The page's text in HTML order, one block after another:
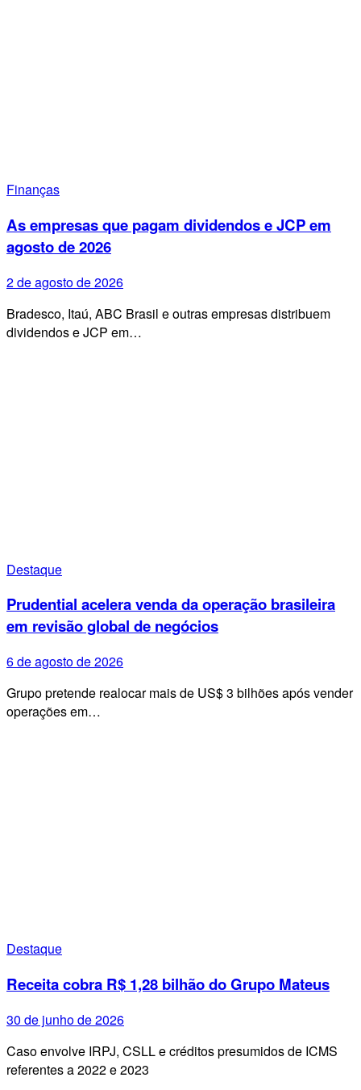
Finanças
As empresas que pagam dividendos e JCP em
agosto de 2026
2 de agosto de 2026
Bradesco, Itaú, ABC Brasil e outras empresas distribuem
dividendos e JCP em…
Destaque
Prudential acelera venda da operação brasileira
em revisão global de negócios
6 de agosto de 2026
Grupo pretende realocar mais de US$ 3 bilhões após vender
operações em…
Destaque
Receita cobra R$ 1,28 bilhão do Grupo Mateus
30 de junho de 2026
Caso envolve IRPJ, CSLL e créditos presumidos de ICMS
referentes a 2022 e 2023